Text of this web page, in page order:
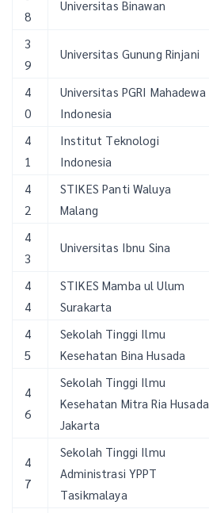
8
Universitas Binawan
3
9
Universitas Gunung Rinjani
4
0
Universitas PGRI Mahadewa
Indonesia
4
1
Institut Teknologi
Indonesia
4
2
STIKES Panti Waluya
Malang
4
3
Universitas Ibnu Sina
4
4
STIKES Mamba ul Ulum
Surakarta
4
5
Sekolah Tinggi Ilmu
Kesehatan Bina Husada
4
6
Sekolah Tinggi Ilmu
Kesehatan Mitra Ria Husada
Jakarta
4
7
Sekolah Tinggi Ilmu
Administrasi YPPT
Tasikmalaya